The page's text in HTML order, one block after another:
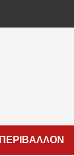
ΠΕΡΙΒΑΛΛΟΝ